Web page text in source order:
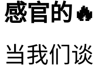
感官的
当我们